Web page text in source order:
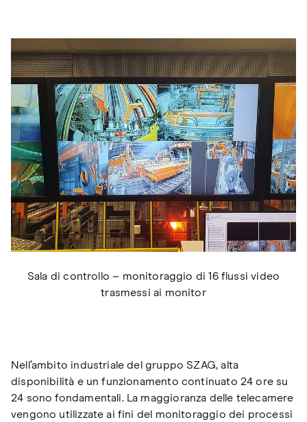
Sala di controllo – monitoraggio di 16 flussi video
trasmessi ai monitor
Nell’ambito industriale del gruppo SZAG, alta
disponibilità e un funzionamento continuato 24 ore su
24 sono fondamentali. La maggioranza delle telecamere
vengono utilizzate ai fini del monitoraggio dei processi